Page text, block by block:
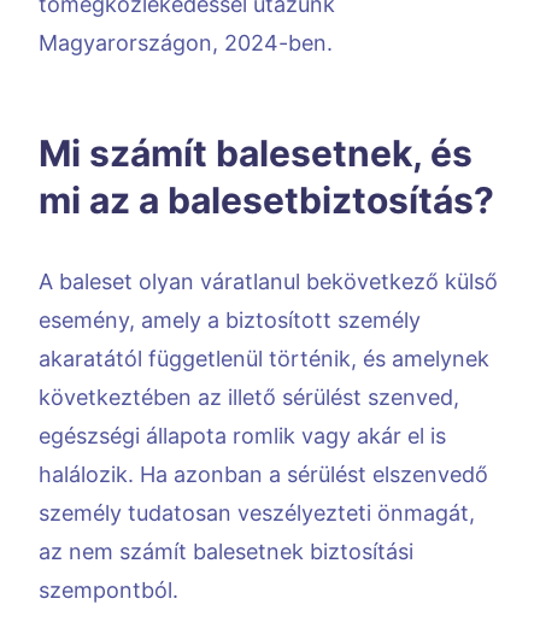
Magyarországon, 2024-ben.
Mi számít balesetnek, és
mi az a balesetbiztosítás?
A baleset olyan váratlanul bekövetkező külső
esemény, amely a biztosított személy
akaratától függetlenül történik, és amelynek
következtében az illető sérülést szenved,
egészségi állapota romlik vagy akár el is
halálozik. Ha azonban a sérülést elszenvedő
személy tudatosan veszélyezteti önmagát,
az nem számít balesetnek biztosítási
szempontból.